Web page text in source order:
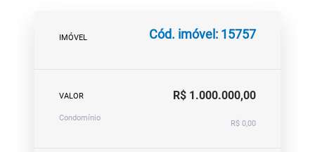
IMÓVEL Cód. imóvel: 15757
VALOR R$ 1.000.000,00
Condomínio
R$ 0,00